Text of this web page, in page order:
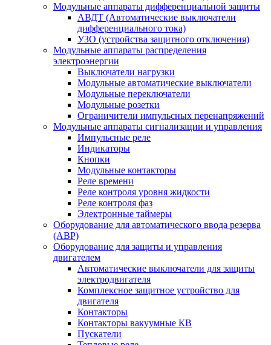
Модульные аппараты дифференциальной защиты
АВДТ (Автоматические выключатели
дифференциального тока)
УЗО (устройства защитного отключения)
Модульные аппараты распределения
электроэнергии
Выключатели нагрузки
Модульные автоматические выключатели
Модульные переключатели
Модульные розетки
Ограничители импульсных перенапряжений
Модульные аппараты сигнализации и управления
Импульсные реле
Индикаторы
Кнопки
Модульные контакторы
Реле времени
Реле контроля уровня жидкости
Реле контроля фаз
Электронные таймеры
Оборудование для автоматического ввода резерва
(АВР)
Оборудование для защиты и управления
двигателем
Автоматические выключатели для защиты
электродвигателя
Комплексное защитное устройство для
двигателя
Контакторы
Контакторы вакуумные КВ
Пускатели